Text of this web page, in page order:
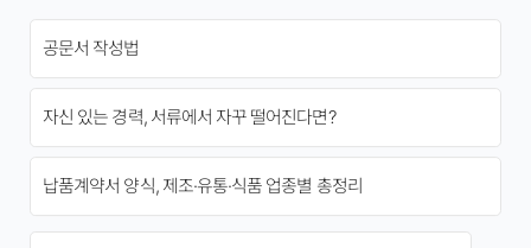
공문서 작성법
자신 있는 경력, 서류에서 자꾸 떨어진다면?
납품계약서 양식, 제조·유통·식품 업종별 총정리